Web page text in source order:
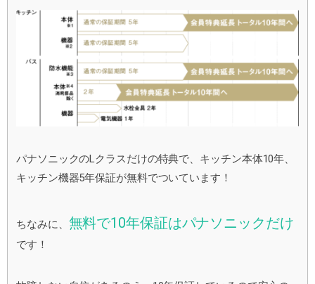
パナソニックのLクラスだけの特典で、キッチン本体10年、
キッチン機器5年保証が無料でついています！
ちなみに、 無料で10年保証はパナソニックだけ
です！